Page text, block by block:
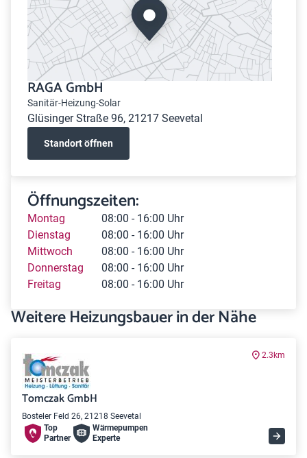
RAGA GmbH
Sanitär-Heizung-Solar
Glüsinger Straße 96, 21217 Seevetal
Standort öffnen
Öffnungszeiten:
Montag
08:00 - 16:00 Uhr
Dienstag
08:00 - 16:00 Uhr
Mittwoch
08:00 - 16:00 Uhr
Donnerstag
08:00 - 16:00 Uhr
Freitag
08:00 - 16:00 Uhr
Weitere Heizungsbauer in der Nähe
2.3km
Tomczak GmbH
Bosteler Feld 26, 21218 Seevetal
Top
Partner
Wärme­pumpen
Experte